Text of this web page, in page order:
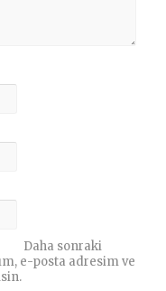
Daha sonraki
e-posta adresim ve